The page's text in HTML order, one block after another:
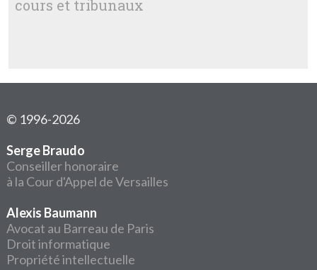
cours et tribunaux
© 1996-2026
Serge Braudo
Conseiller honoraire
à la Cour d'Appel de Versailles
Alexis Baumann
Avocat au Barreau de Paris
Droit informatique
Propriété intellectuelle